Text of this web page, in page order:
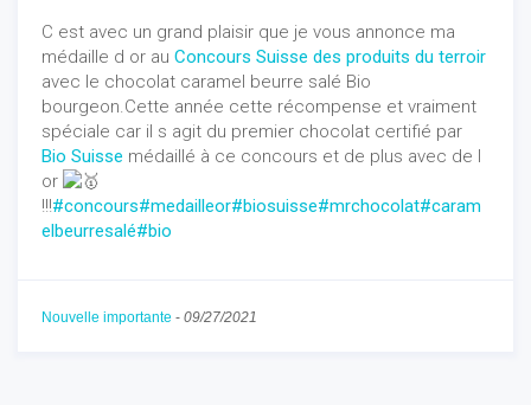
C est avec un grand plaisir que je vous annonce ma
médaille d or au Concours Suisse des produits du terroir
avec le chocolat caramel beurre salé Bio
bourgeon.Cette année cette récompense et vraiment
spéciale car il s agit du premier chocolat certifié par
Bio Suisse médaillé à ce concours et de plus avec de l
or
!!!#concours#medailleor#biosuisse#mrchocolat#caram
elbeurresalé#bio
Nouvelle importante - 09/27/2021